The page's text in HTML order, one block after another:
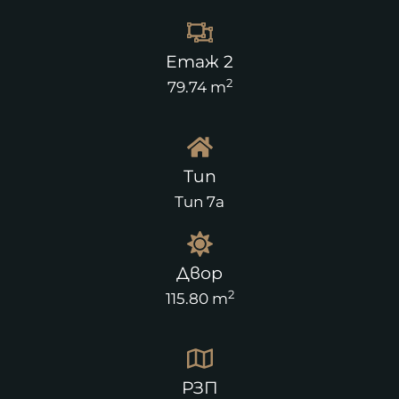
Етаж 2
79.74 m2
Тип
Тип 7а
Двор
115.80 m2
РЗП